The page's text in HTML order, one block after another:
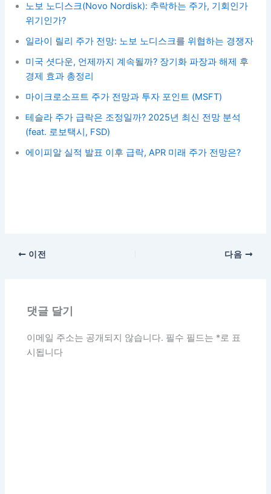
노보 노디스크(Novo Nordisk): 추락하는 주가, 기회인가
위기인가?
일라이 릴리 주가 전망: 노보 노디스크를 위협하는 경쟁자
미국 셧다운, 언제까지 계속될까? 장기화 파장과 해제 후
경제 효과 총정리
마이크로소프트 주가 전망과 투자 포인트 (MSFT)
테슬라 주가 급락은 조정일까? 2025년 최신 전망 분석
(feat. 로보택시, FSD)
에이피알 실적 발표 이후 급락, APR 미래 주가 전망은?
이전 다음
댓글 달기
이메일 주소는 공개되지 않습니다. 필수 필드는 *로 표
시됩니다